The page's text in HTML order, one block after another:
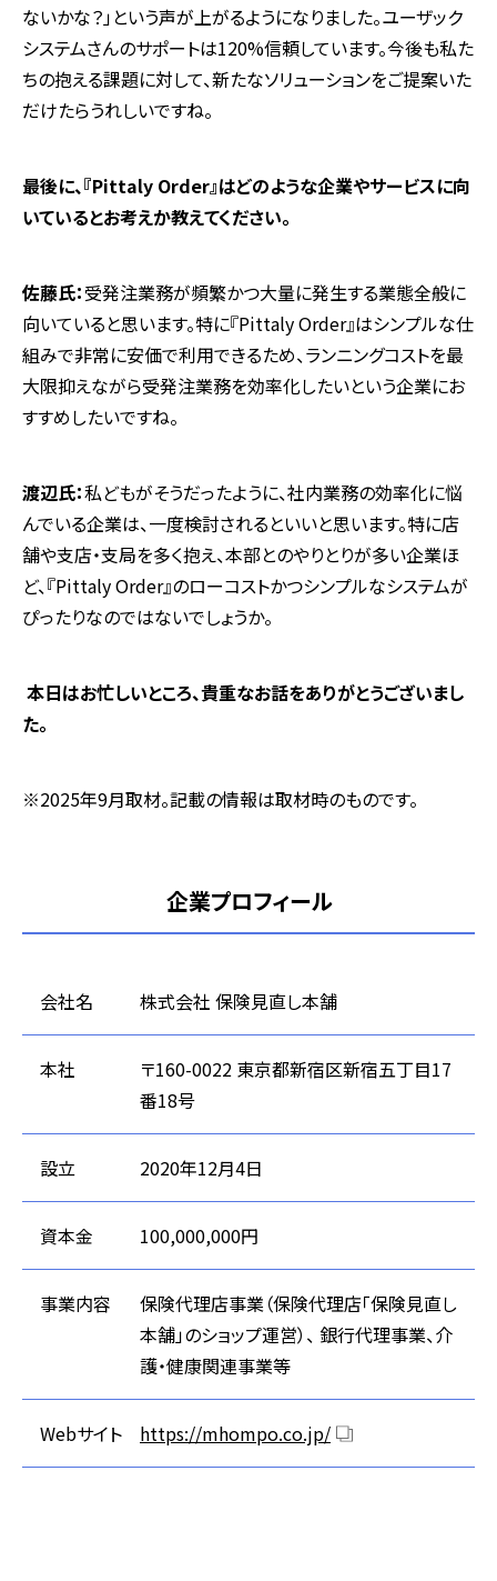
ないかな？」という声が上がるようになりました。ユーザック
システムさんのサポートは120%信頼しています。今後も私た
ちの抱える課題に対して、新たなソリューションをご提案いた
だけたらうれしいですね。
―――最後に、『Pittaly Order』はどのような企業やサービスに向
いているとお考えか教えてください。
佐藤氏：受発注業務が頻繁かつ大量に発生する業態全般に
向いていると思います。特に『Pittaly Order』はシンプルな仕
組みで非常に安価で利用できるため、ランニングコストを最
大限抑えながら受発注業務を効率化したいという企業にお
すすめしたいですね。
渡辺氏：私どもがそうだったように、社内業務の効率化に悩
んでいる企業は、一度検討されるといいと思います。特に店
舗や支店・支局を多く抱え、本部とのやりとりが多い企業ほ
ど、『Pittaly Order』のローコストかつシンプルなシステムが
ぴったりなのではないでしょうか。
――― 本日はお忙しいところ、貴重なお話をありがとうございまし
た。
※2025年9月取材。記載の情報は取材時のものです。
企業プロフィール
会社名 株式会社 保険見直し本舗
本社
〒160-0022 東京都新宿区新宿五丁目17
番18号
設立 2020年12月4日
資本金 100,000,000円
事業内容
保険代理店事業（保険代理店「保険見直し
本舗」のショップ運営）、 銀行代理事業、介
護・健康関連事業等
Webサイト https://mhompo.co.jp/